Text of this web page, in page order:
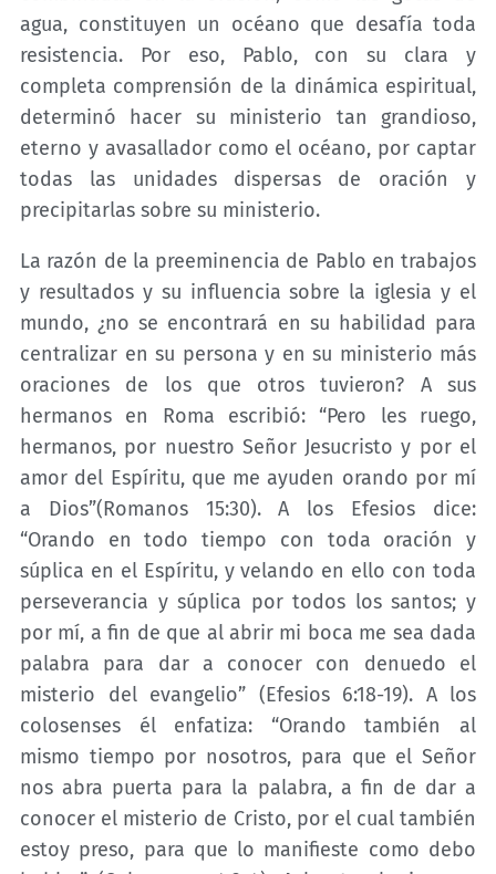
agua, constituyen un océano que desafía toda
resistencia. Por eso, Pablo, con su clara y
completa comprensión de la dinámica espiritual,
determinó hacer su ministerio tan grandioso,
eterno y avasallador como el océano, por captar
todas las unidades dispersas de oración y
precipitarlas sobre su ministerio.
La razón de la preeminencia de Pablo en trabajos
y resultados y su influencia sobre la iglesia y el
mundo, ¿no se encontrará en su habilidad para
centralizar en su persona y en su ministerio más
oraciones de los que otros tuvieron? A sus
hermanos en Roma escribió: “Pero les ruego,
hermanos, por nuestro Señor Jesucristo y por el
amor del Espíritu, que me ayuden orando por mí
a Dios”(Romanos 15:30). A los Efesios dice:
“Orando en todo tiempo con toda oración y
súplica en el Espíritu, y velando en ello con toda
perseverancia y súplica por todos los santos; y
por mí, a fin de que al abrir mi boca me sea dada
palabra para dar a conocer con denuedo el
misterio del evangelio” (Efesios 6:18-19). A los
colosenses él enfatiza: “Orando también al
mismo tiempo por nosotros, para que el Señor
nos abra puerta para la palabra, a fin de dar a
conocer el misterio de Cristo, por el cual también
estoy preso, para que lo manifieste como debo